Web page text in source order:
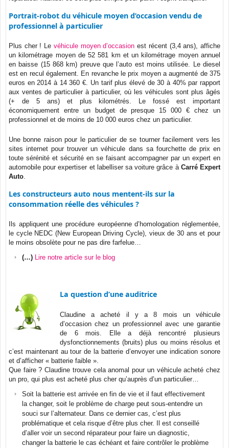
Portrait-robot du véhicule moyen d’occasion vendu de
professionnel à particulier
Plus cher ! Le véhicule moyen d’occasion est récent (3,4 ans), affiche
un kilométrage moyen de 52 581 km et un kilométrage moyen annuel
en baisse (15 868 km) preuve que l’auto est moins utilisée. Le diesel
est en recul également. En revanche le prix moyen a augmenté de 375
euros en 2014 à 14 360 €. Un tarif plus élevé de 30 à 40% par rapport
aux ventes de particulier à particulier, où les véhicules sont plus âgés
(+ de 5 ans) et plus kilométrés. Le fossé est important
économiquement entre un budget de presque 15 000 € chez un
professionnel et de moins de 10 000 euros chez un particulier.
Une bonne raison pour le particulier de se tourner facilement vers les
sites internet pour trouver un véhicule dans sa fourchette de prix en
toute sérénité et sécurité en se faisant accompagner par un expert en
automobile pour expertiser et labelliser sa voiture grâce à Carré Expert
Auto.
Les constructeurs auto nous mentent-ils sur la
consommation réelle des véhicules ?
Ils appliquent une procédure européenne d’homologation réglementée,
le cycle NEDC (New European Driving Cycle), vieux de 30 ans et pour
le moins obsolète pour ne pas dire farfelue…
(…) Lire notre article sur le blog
La question d’une auditrice
Claudine a acheté il y a 8 mois un véhicule
d’occasion chez un professionnel avec une garantie
de 6 mois. Elle a déjà rencontré plusieurs
dysfonctionnements (bruits) plus ou moins résolus et
c’est maintenant au tour de la batterie d’envoyer une indication sonore
et d’afficher « batterie faible ».
Que faire ? Claudine trouve cela anomal pour un véhicule acheté chez
un pro, qui plus est acheté plus cher qu’auprès d’un particulier…
Soit la batterie est arrivée en fin de vie et il faut effectivement
la changer, soit le problème de charge peut sous-entendre un
souci sur l’alternateur. Dans ce dernier cas, c’est plus
problématique et cela risque d’être plus cher. Il est conseillé
d’aller voir un second réparateur pour faire un diagnostic,
changer la batterie le cas échéant et faire contrôler le problème